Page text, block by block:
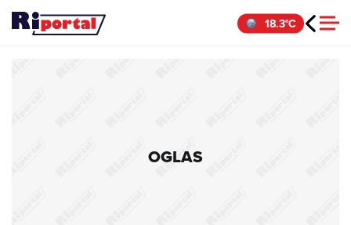
Skip
18.3°C
OGLAS